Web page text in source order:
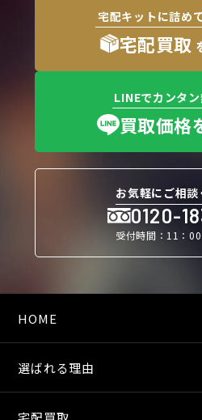
宅配キットに詰め
宅配買取
LINEでカンタ
買取価格
お気軽にご相
0120-
受付時間：11：
HOME
選ばれる理由